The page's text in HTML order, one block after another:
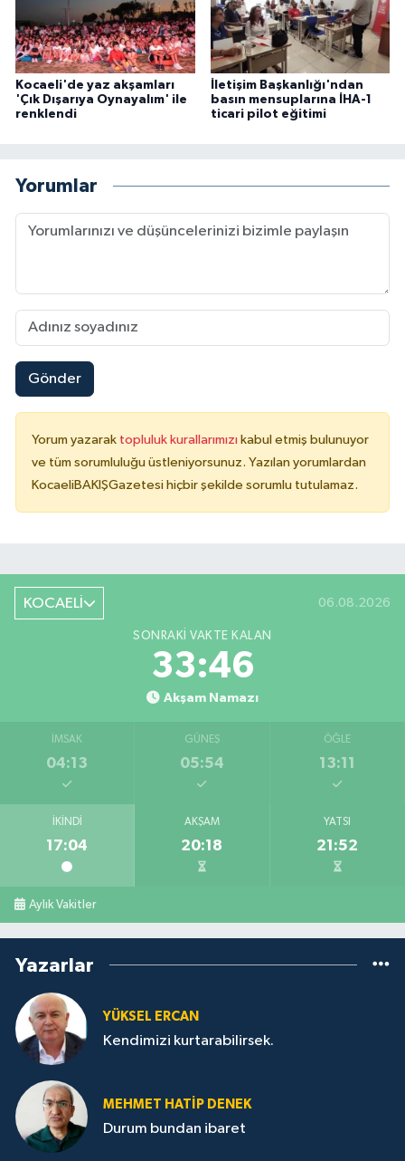
Kocaeli'de yaz akşamları
'Çık Dışarıya Oynayalım' ile
renklendi
İletişim Başkanlığı'ndan
basın mensuplarına İHA-1
ticari pilot eğitimi
Yorumlar
Gönder
Yorum yazarak topluluk kurallarımızı kabul etmiş bulunuyor
ve tüm sorumluluğu üstleniyorsunuz. Yazılan yorumlardan
KocaeliBAKIŞGazetesi hiçbir şekilde sorumlu tutulamaz.
KOCAELİ 06.08.2026
SONRAKI VAKTE KALAN
33:45
Akşam Namazı
İMSAK
04:13
GÜNEŞ
05:54
ÖĞLE
13:11
İKINDI
17:04
AKŞAM
20:18
YATSI
21:52
Aylık Vakitler
Yazarlar
YÜKSEL ERCAN
Kendimizi kurtarabilirsek.
MEHMET HATİP DENEK
Durum bundan ibaret